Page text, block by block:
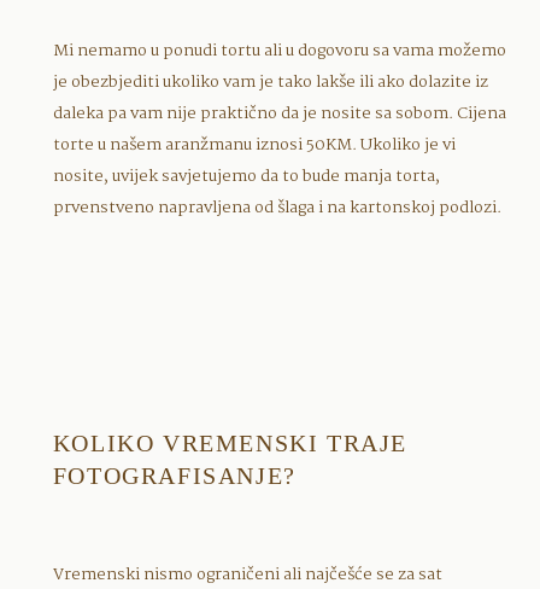
KOLIKO VREMENSKI TRAJE
FOTOGRAFISANJE?
Mi nemamo u ponudi tortu ali u dogovoru sa vama možemo
je obezbjediti ukoliko vam je tako lakše ili ako dolazite iz
daleka pa vam nije praktično da je nosite sa sobom. Cijena
torte u našem aranžmanu iznosi 50KM. Ukoliko je vi
nosite, uvijek savjetujemo da to bude manja torta,
prvenstveno napravljena od šlaga i na kartonskoj podlozi.
Vremenski nismo ograničeni ali najčešće se za sat